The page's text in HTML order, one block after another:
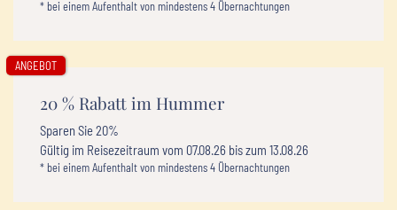
* bei einem Aufenthalt von mindestens 4 Übernachtungen
20 % Rabatt im Hummer
Sparen Sie20%
Gültig im Reisezeitraum vom 07.08.26 bis zum 13.08.26
* bei einem Aufenthalt von mindestens 4 Übernachtungen
ANGEBOT